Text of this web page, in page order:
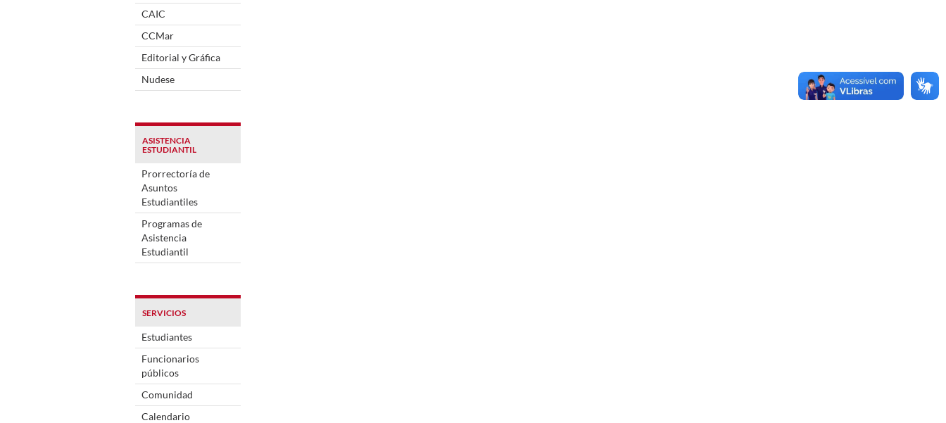
CAIC
CCMar
Editorial y Gráfica
Nudese
ASISTENCIA
ESTUDIANTIL
Prorrectoría de
Asuntos
Estudiantiles
Programas de
Asistencia
Estudiantil
SERVICIOS
Estudiantes
Funcionarios
públicos
Comunidad
Calendario